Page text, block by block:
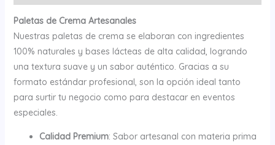
Paletas de Crema Artesanales
Nuestras paletas de crema se elaboran con ingredientes
100% naturales y bases lácteas de alta calidad, logrando
una textura suave y un sabor auténtico. Gracias a su
formato estándar profesional, son la opción ideal tanto
para surtir tu negocio como para destacar en eventos
especiales.
Calidad Premium: Sabor artesanal con materia prima